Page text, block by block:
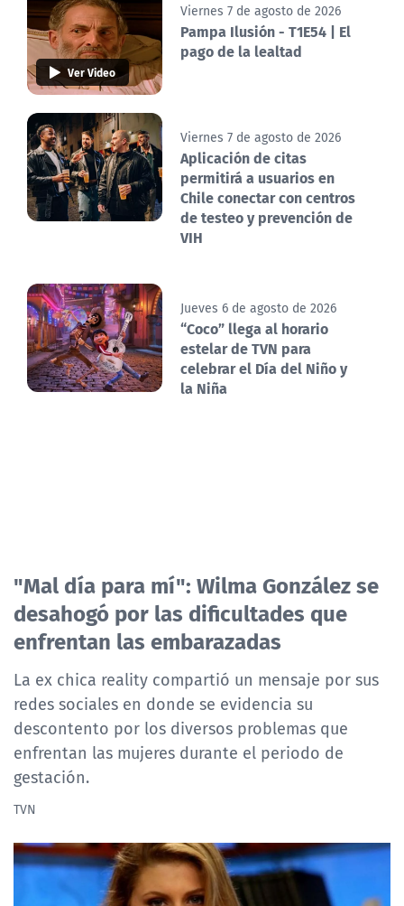
Ver Video
Viernes 7 de agosto de 2026
Pampa Ilusión - T1E54 | El
pago de la lealtad
Viernes 7 de agosto de 2026
Aplicación de citas
permitirá a usuarios en
Chile conectar con centros
de testeo y prevención de
VIH
Jueves 6 de agosto de 2026
“Coco” llega al horario
estelar de TVN para
celebrar el Día del Niño y
la Niña
"Mal día para mí": Wilma González se
desahogó por las dificultades que
enfrentan las embarazadas
La ex chica reality compartió un mensaje por sus
redes sociales en donde se evidencia su
descontento por los diversos problemas que
enfrentan las mujeres durante el periodo de
gestación.
TVN